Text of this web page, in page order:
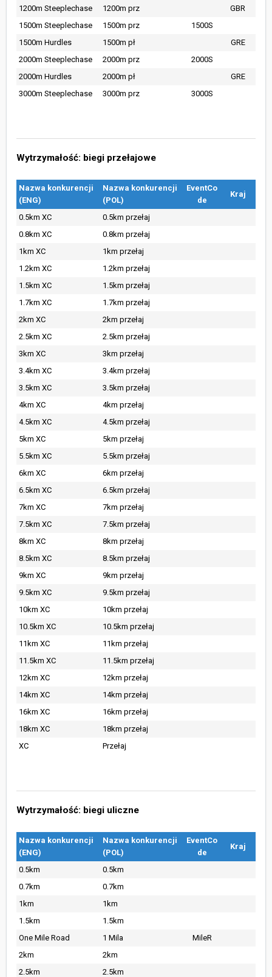
1200m Steeplechase 1200m prz
GBR
1500m Steeplechase
1500m prz
1500S
1500m Hurdles
1500m pł
GRE
2000m Steeplechase
2000m prz
2000S
2000m Hurdles
2000m pł
GRE
3000m Steeplechase
3000m prz 3000S
Wytrzymałość: biegi przełajowe
Nazwa konkurencji
(ENG)
Nazwa konkurencji
(POL)
EventCo
de
Kraj
0.5km XC
0.5km przełaj
0.8km XC
0.8km przełaj
1km XC
1km przełaj
1.2km XC
1.2km przełaj
1.5km XC
1.5km przełaj
1.7km XC
1.7km przełaj
2km XC
2km przełaj
2.5km XC
2.5km przełaj
3km XC
3km przełaj
3.4km XC
3.4km przełaj
3.5km XC
3.5km przełaj
4km XC
4km przełaj
4.5km XC
4.5km przełaj
5km XC
5km przełaj
5.5km XC
5.5km przełaj
6km XC
6km przełaj
6.5km XC
6.5km przełaj
7km XC
7km przełaj
7.5km XC
7.5km przełaj
8km XC
8km przełaj
8.5km XC
8.5km przełaj
9km XC
9km przełaj
9.5km XC
9.5km przełaj
10km XC
10km przełaj
10.5km XC
10.5km przełaj
11km XC
11km przełaj
11.5km XC
11.5km przełaj
12km XC
12km przełaj
14km XC
14km przełaj
16km XC
16km przełaj
18km XC
18km przełaj
XC
Przełaj
Wytrzymałość: biegi uliczne
Nazwa konkurencji
(ENG)
Nazwa konkurencji
(POL)
EventCo
de
Kraj
0.5km
0.5km
0.7km
0.7km
1km
1km
1.5km
1.5km
One Mile Road
1 Mila
MileR
2km
2km
2.5km
2.5km